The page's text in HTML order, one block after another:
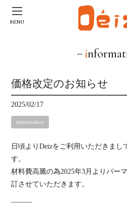
MENU
価格改定のお知らせ
2025/02/17
information
日頃よりDeizをご利用いただきまし
す。
材料費高騰の為2025年3月よりパー
訂させていただきます。
———